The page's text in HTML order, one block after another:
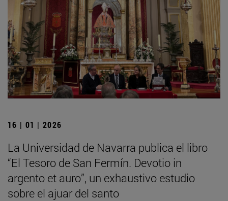
16 | 01 | 2026
La Universidad de Navarra publica el libro
“El Tesoro de San Fermín. Devotio in
argento et auro”, un exhaustivo estudio
sobre el ajuar del santo